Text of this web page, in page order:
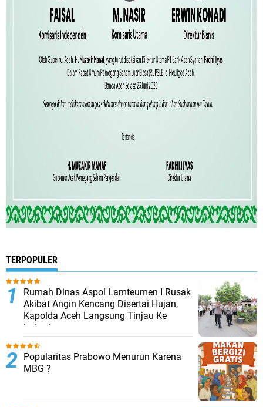
TERPOPULER
Rumah Dinas Aspol Lamteumen I Rusak
Akibat Angin Kencang Disertai Hujan,
Kapolda Aceh Langsung Tinjau Ke
Lokasi
Popularitas Prabowo Menurun Karena
MBG ?